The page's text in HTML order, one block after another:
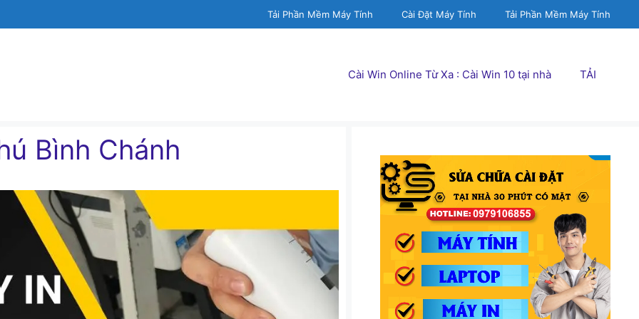
Tải Phần Mềm Máy Tính Cài Đặt Máy Tính Tải Phần Mềm Máy Tính
Cài Win Online Từ Xa : Cài Win 10 tại nhà TẢI
Bình Chánh